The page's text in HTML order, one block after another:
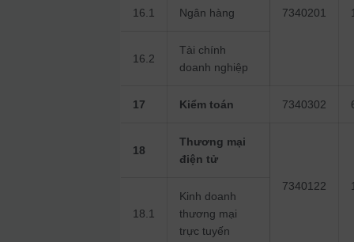
7340201
16.1 Ngân hàng
16.2
Tài chính
doanh nghiệp
17 Kiểm toán 7340302
18
Thương mại
điện tử
7340122
18.1
Kinh doanh
thương mại
trực tuyến